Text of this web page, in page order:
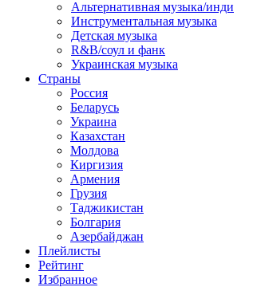
Альтернативная музыка/инди
Инструментальная музыка
Детская музыка
R&B/cоул и фанк
Украинская музыка
Страны
Россия
Беларусь
Украина
Казахстан
Молдова
Киргизия
Армения
Грузия
Таджикистан
Болгария
Азербайджан
Плейлисты
Рейтинг
Избранное